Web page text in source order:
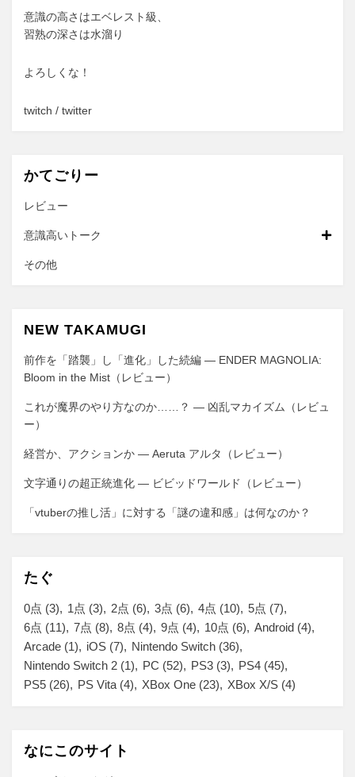
意識の高さはエベレスト級、
習熟の深さは水溜り
よろしくな！
twitch / twitter
かてごりー
レビュー
意識高いトーク
その他
NEW TAKAMUGI
前作を「踏襲」し「進化」した続編 ― ENDER MAGNOLIA:
Bloom in the Mist（レビュー）
これが魔界のやり方なのか……？ ― 凶乱マカイズム（レビュ
ー）
経営か、アクションか ― Aeruta アルタ（レビュー）
文字通りの超正統進化 ― ビビッドワールド（レビュー）
「vtuberの推し活」に対する「謎の違和感」は何なのか？
たぐ
0点 (3) 1点 (3) 2点 (6) 3点 (6) 4点 (10) 5点 (7)
6点 (11) 7点 (8) 8点 (4) 9点 (4) 10点 (6) Android (4)
Arcade (1) iOS (7) Nintendo Switch (36)
Nintendo Switch 2 (1) PC (52) PS3 (3) PS4 (45)
PS5 (26) PS Vita (4) XBox One (23) XBox X/S (4)
なにこのサイト